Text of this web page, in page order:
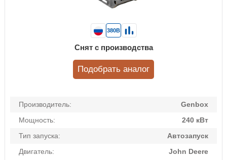
Производитель:
Genbox
Мощность:
240 кВт
Тип запуска:
Автозапуск
Двигатель:
John Deere
380В
Снят с производства
Подобрать аналог